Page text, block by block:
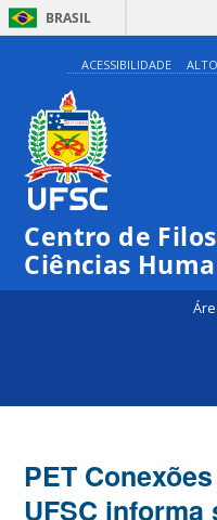
BRASIL
ACESSIBILIDADE
Centro de
Ciências
PET
UFSC informa